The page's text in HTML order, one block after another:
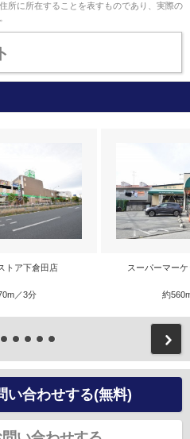
所に所在することを表すものであり、実際の
トア下倉田店
／3分
スーパーマー
約
い合わせする(無料)